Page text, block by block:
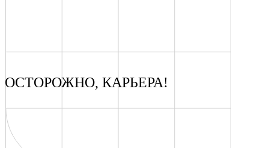
ОСТОРОЖНО, КАРЬЕРА!